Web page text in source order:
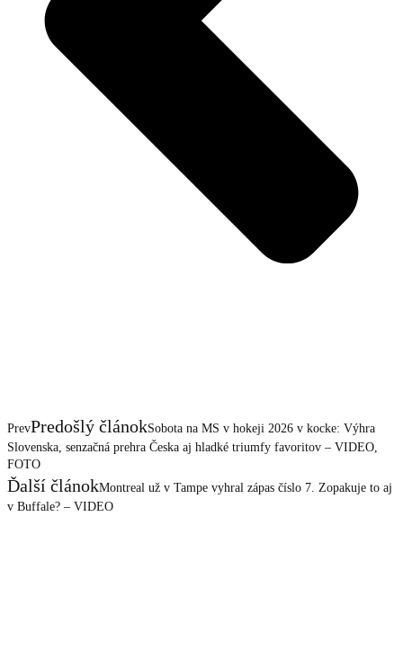
PrevPredošlý článokSobota na MS v hokeji 2026 v kocke: Výhra
Slovenska, senzačná prehra Česka aj hladké triumfy favoritov – VIDEO,
FOTO
Ďalší článokMontreal už v Tampe vyhral zápas číslo 7. Zopakuje to aj
v Buffale? – VIDEO